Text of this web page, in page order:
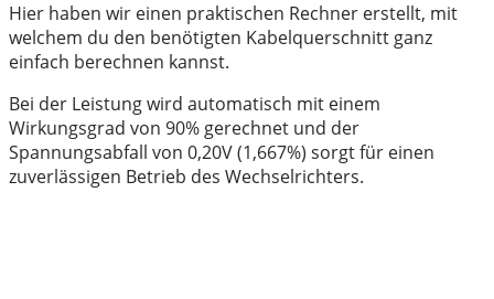
Hier haben wir einen praktischen Rechner erstellt, mit
welchem du den benötigten Kabelquerschnitt ganz
einfach berechnen kannst.
Bei der Leistung wird automatisch mit einem
Wirkungsgrad von 90% gerechnet und der
Spannungsabfall von 0,20V (1,667%) sorgt für einen
zuverlässigen Betrieb des Wechselrichters.